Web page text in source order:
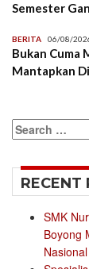
Semester
BERITA 06/08/
Bukan Cuma
Mantapkan
Search
for:
RECENT
SMK
Boyong
Nasional